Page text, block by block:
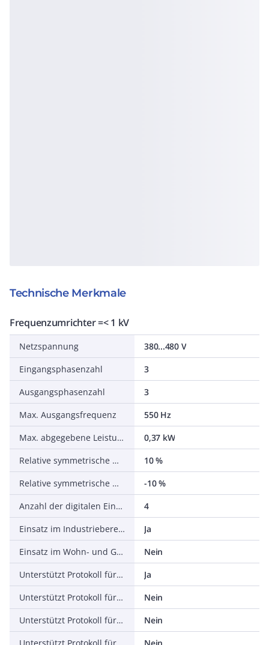
Technische Merkmale
Frequenzumrichter =< 1 kV
Netzspannung
380...480 V
Eingangsphasenzahl
3
Ausgangsphasenzahl
3
Max. Ausgangsfrequenz
550 Hz
Max. abgegebene Leistung bei linearer Belastung bei Bemessungsausgangsspannung
0,37 kW
Relative symmetrische Netzfrequenztoleranz
10 %
Relative symmetrische Netzspannungstoleranz
-10 %
Anzahl der digitalen Eingänge
4
Einsatz im Industriebereich zulässig
Ja
Einsatz im Wohn- und Gewerbebereich zulässig
Nein
Unterstützt Protokoll für TCP/IP
Ja
Unterstützt Protokoll für PROFIBUS
Nein
Unterstützt Protokoll für CAN
Nein